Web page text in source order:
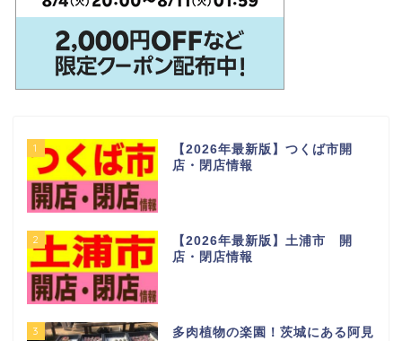
1
【2026年最新版】つくば市開
店・閉店情報
2
【2026年最新版】土浦市 開
店・閉店情報
3
多肉植物の楽園！茨城にある阿見